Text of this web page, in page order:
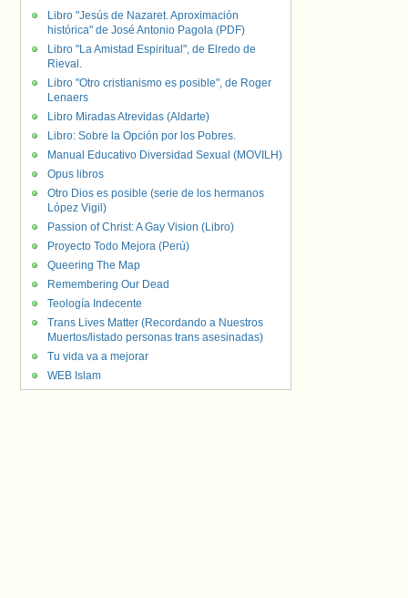
Libro "Jesús de Nazaret. Aproximación
histórica" de José Antonio Pagola (PDF)
Libro "La Amistad Espiritual", de Elredo de
Rieval.
Libro "Otro cristianismo es posible", de Roger
Lenaers
Libro Miradas Atrevidas (Aldarte)
Libro: Sobre la Opción por los Pobres.
Manual Educativo Diversidad Sexual (MOVILH)
Opus libros
Otro Dios es posible (serie de los hermanos
López Vigil)
Passion of Christ: A Gay Vision (Libro)
Proyecto Todo Mejora (Perú)
Queering The Map
Remembering Our Dead
Teología Indecente
Trans Lives Matter (Recordando a Nuestros
Muertos/listado personas trans asesinadas)
Tu vida va a mejorar
WEB Islam